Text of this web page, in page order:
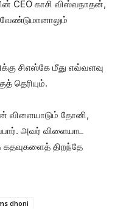
CEO காசி விஸ்வநாதன்,
சிஎஸ்கே மீது எவ்வளவு
தெரியும்.
விளையாடும் தோனி,
அவர் விளையாட
கதவுகளைத் திறந்தே
dhoni